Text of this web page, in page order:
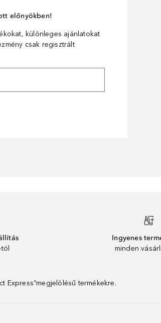
előnyökben!
különleges ajánlatokat
csak regisztrált
Ingyenes
minden
Express”megjelölésű termékekre.